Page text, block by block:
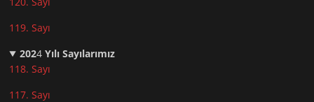
119. Sayı
2024Yılı Sayılarımız
118. Sayı
117. Sayı